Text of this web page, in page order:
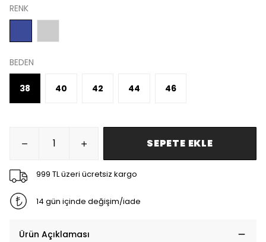
RENK
BEDEN
38 40 42 44 46
SEPETE EKLE
999 TL üzeri ücretsiz kargo
14 gün içinde değişim/iade
Ürün Açıklaması